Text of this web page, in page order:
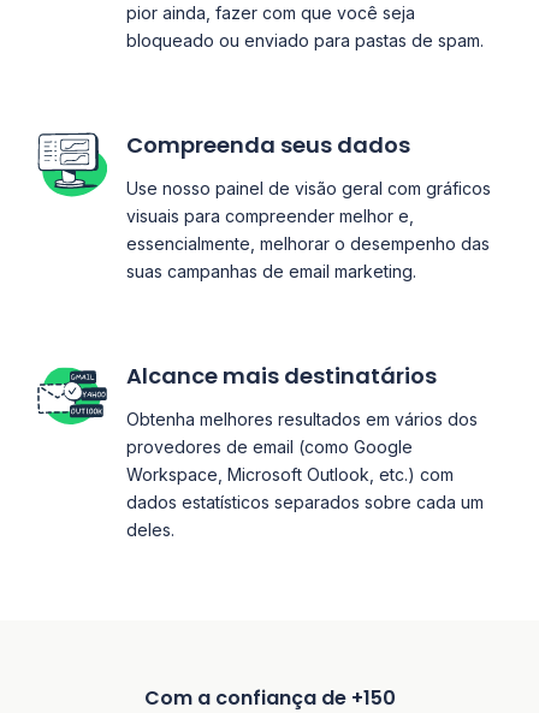
pior ainda, fazer com que você seja
bloqueado ou enviado para pastas de spam.
Compreenda seus dados
Use nosso painel de visão geral com gráficos
visuais para compreender melhor e,
essencialmente, melhorar o desempenho das
suas campanhas de email marketing.
Alcance mais destinatários
Obtenha melhores resultados em vários dos
provedores de email (como Google
Workspace, Microsoft Outlook, etc.) com
dados estatísticos separados sobre cada um
deles.
Com a confiança de +150